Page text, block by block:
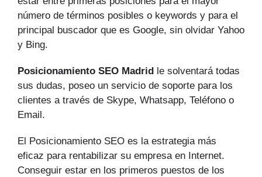
número de tér­minos posibles o keywords y para el
principal buscador que es Google, sin olvidar Yahoo
y Bing.
Posicionamiento SEO Madrid
le solventará todas
sus dudas, poseo un servicio de soporte para los
clientes a través de Skype, Whatsapp, Teléfono o
Email.
El Posicionamiento SEO es la estrategia más
eficaz para rentabilizar su empresa en Internet.
Conseguir estar en los primeros puestos de los